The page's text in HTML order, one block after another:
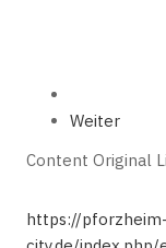
Weiter
Content Original
https://pforzheim-